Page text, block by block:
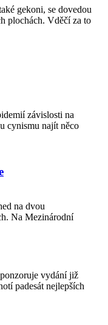
gekoni, se dovedou
plochách. Vděčí za to
závislosti na
cynismu najít něco
na dvou
Na Mezinárodní
vydání již
padesát nejlepších